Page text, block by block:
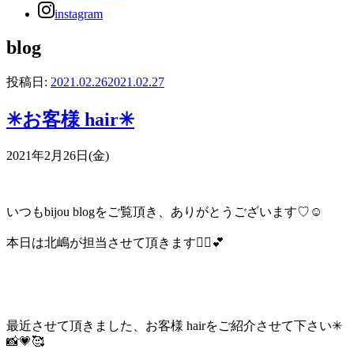
instagram
blog
投稿日: 2021.02.262021.02.27
✳︎お客様 hair✳︎
2021年2月26日(金)
いつもbijou blogをご覧頂き、ありがとうございます♡☺️
本日は北嶋が担当させて頂きます💁‍♀️💕
最近させて頂きました、お客様 hairをご紹介させて下さい✳︎
📸💗🥰